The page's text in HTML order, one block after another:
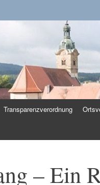
Transparenzverordnung
– Ein